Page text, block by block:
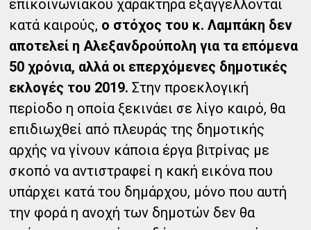
επικοινωνιακού χαρακτήρα εξαγγέλλονται
κατά καιρούς, ο στόχος του κ. Λαμπάκη δεν
αποτελεί η Αλεξανδρούπολη για τα επόμενα
50 χρόνια, αλλά οι επερχόμενες δημοτικές
εκλογές του 2019. Στην προεκλογική
περίοδο η οποία ξεκινάει σε λίγο καιρό, θα
επιδιωχθεί από πλευράς της δημοτικής
αρχής να γίνουν κάποια έργα βιτρίνας με
σκοπό να αντιστραφεί η κακή εικόνα που
υπάρχει κατά του δημάρχου, μόνο που αυτή
την φορά η ανοχή των δημοτών δεν θα